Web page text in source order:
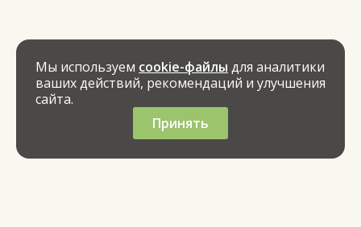
Мы используем cookie-файлы для аналитики
ваших действий, рекомендаций и улучшения
сайта.
Принять